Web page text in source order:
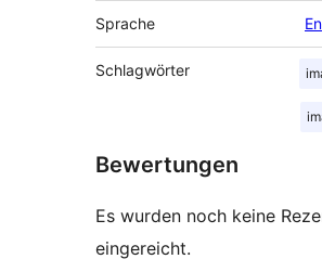
Sprache
Schlagwörter
Bewertungen
Es wurden noch keine
eingereicht.